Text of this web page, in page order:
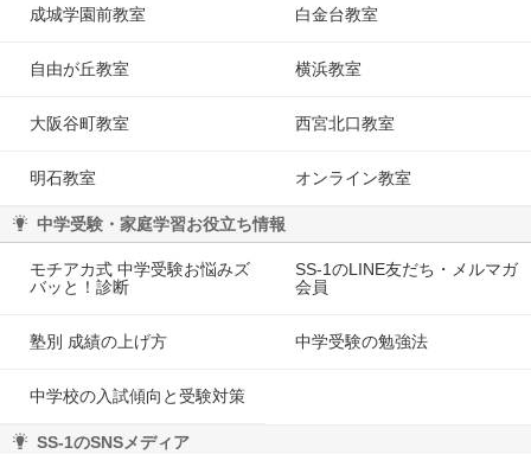
成城学園前教室 白金台教室
自由が丘教室 横浜教室
大阪谷町教室 西宮北口教室
明石教室 オンライン教室
中学受験・家庭学習お役立ち情報
モチアカ式 中学受験お悩みズ
バッと！診断
SS-1のLINE友だち・メルマガ
会員
塾別 成績の上げ方 中学受験の勉強法
中学校の入試傾向と受験対策
SS-1のSNSメディア